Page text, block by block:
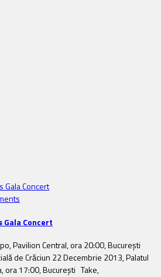
Gala Concert
Pavilion Central, ora 20:00, București
de Crăciun 22 Decembrie 2013, Palatul
ora 17:00, București Take,